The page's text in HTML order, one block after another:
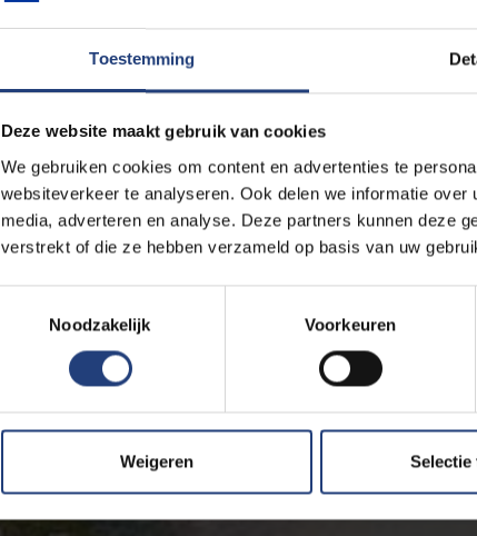
Toestemming
Deze website maakt gebruik van cookies
We gebruiken cookies om content en advertenties te
websiteverkeer te analyseren. Ook delen we informatie
media, adverteren en analyse. Deze partners kunnen deze
verstrekt of die ze hebben verzameld op basis van uw
Noodzakelijk
Voorkeuren
Weigeren Selectie